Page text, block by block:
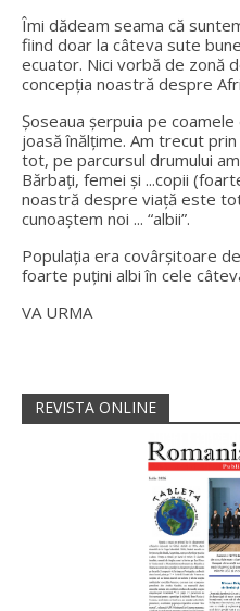
Îmi dădeam seama că
fiind doar la câteva sute
ecuator. Nici vorbă de zonă
concepția noastră despre
Șoseaua șerpuia pe
joasă înălțime. Am trecut prin
tot, pe parcursul drumului
Bărbați, femei și ...copii
noastră despre viață este
cunoaștem noi ... “albii”.
Populația era covârșitoare
foarte puțini albi în cele
VA URMA
REVISTA ONLINE